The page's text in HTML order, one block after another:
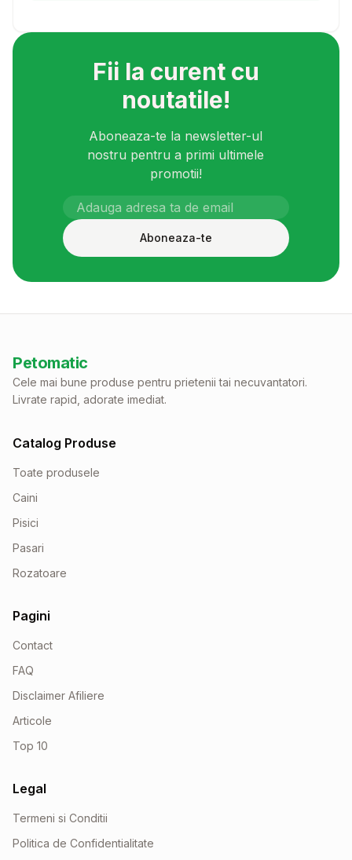
Fii la curent cu
noutatile!
Aboneaza-te la newsletter-ul
nostru pentru a primi ultimele
promotii!
Aboneaza-te
Petomatic
Cele mai bune produse pentru prietenii tai necuvantatori.
Livrate rapid, adorate imediat.
Catalog Produse
Toate produsele
Caini
Pisici
Pasari
Rozatoare
Pagini
Contact
FAQ
Disclaimer Afiliere
Articole
Top 10
Legal
Termeni si Conditii
Politica de Confidentialitate